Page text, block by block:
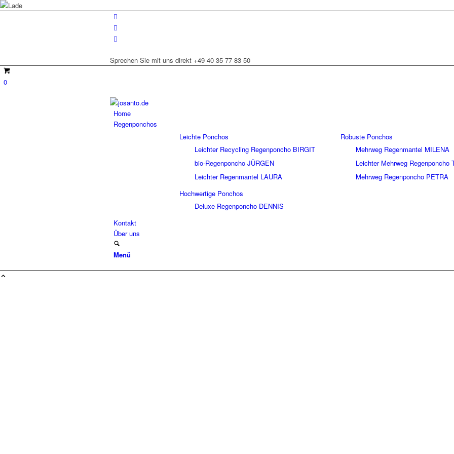
Sprechen Sie mit uns direkt +49 40 35 77 83 50
0
Home
Regenponchos
Leichte Ponchos
Leichter Recycling Regenponcho BIRGIT
bio-Regenponcho JÜRGEN
Leichter Regenmantel LAURA
Robuste Ponchos
Mehrweg Regenmantel MILENA
Leichter Mehrweg Regenponcho
Mehrweg Regenponcho PETRA
Hochwertige Ponchos
Deluxe Regenponcho DENNIS
Kontakt
Über uns
Menü